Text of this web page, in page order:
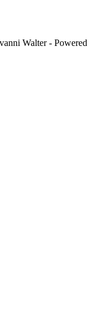
Walter - Powered